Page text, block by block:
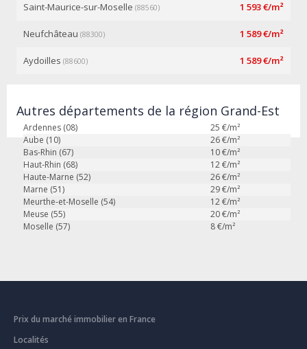
Saint-Maurice-sur-Moselle (88560) 1 593 €/m²
Neufchâteau (88300) 1 589 €/m²
Aydoilles (88600) 1 589 €/m²
Autres départements de la région Grand-Est
Ardennes (08) 25 €/m²
Aube (10)
26€/m²
Bas-Rhin (67)
10€/m²
Haut-Rhin (68)
12€/m²
Haute-Marne (52)
26€/m²
Marne (51)
29€/m²
Meurthe-et-Moselle (54)
12€/m²
Meuse (55)
20€/m²
Moselle (57)
8€/m²
Prix du marché immobilier en France
Localités